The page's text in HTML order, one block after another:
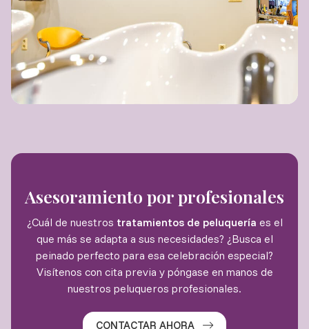
Asesoramiento por profesionales
¿Cuál de nuestros tratamientos de peluquería es el
que más se adapta a sus necesidades? ¿Busca el
peinado perfecto para esa celebración especial?
Visítenos con cita previa y póngase en manos de
nuestros peluqueros profesionales.
CONTACTAR AHORA